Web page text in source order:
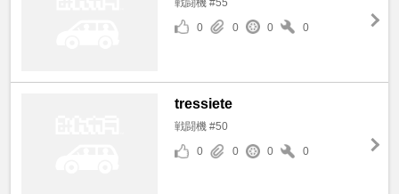
0
0 0 0
tressiete
戦闘機 #50
0
0 0 0